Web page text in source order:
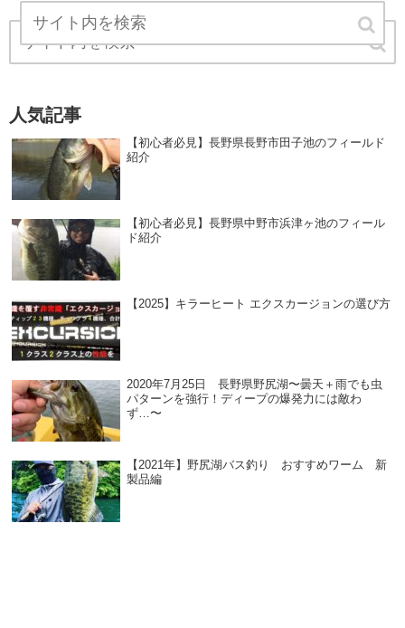
人気記事
【初心者必見】長野県長野市田子池のフィールド
紹介
【初心者必見】長野県中野市浜津ヶ池のフィール
ド紹介
【2025】キラーヒート エクスカージョンの選び方
2020年7月25日 長野県野尻湖〜曇天＋雨でも虫
パターンを強行！ディープの爆発力には敵わ
ず…〜
【2021年】野尻湖バス釣り おすすめワーム 新
製品編